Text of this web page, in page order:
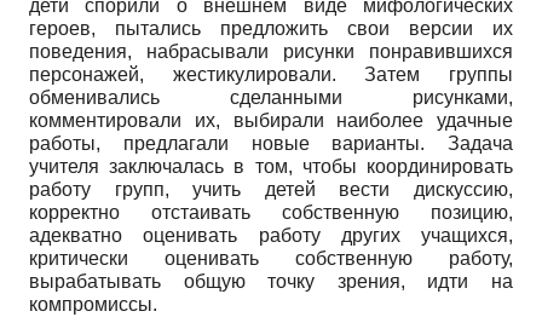
дети спорили о внешнем виде мифологических
героев, пытались предложить свои версии их
поведения, набрасывали рисунки понравившихся
персонажей, жестикулировали. Затем группы
обменивались сделанными рисунками,
комментировали их, выбирали наиболее удачные
работы, предлагали новые варианты. Задача
учителя заключалась в том, чтобы координировать
работу групп, учить детей вести дискуссию,
корректно отстаивать собственную позицию,
адекватно оценивать работу других учащихся,
критически оценивать собственную работу,
вырабатывать общую точку зрения, идти на
компромиссы.